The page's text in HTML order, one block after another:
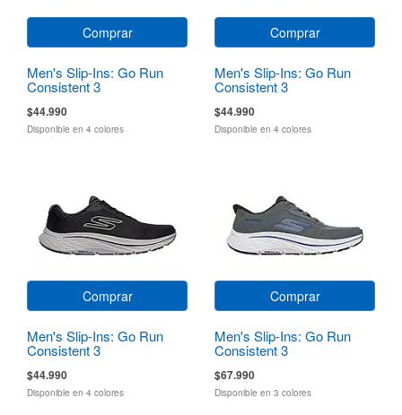
Comprar
Men's Slip-Ins: Go Run
Consistent 3
$44.990
Disponible en 4 colores
Comprar
Men's Slip-Ins: Go Run
Consistent 3
$44.990
Disponible en 4 colores
Comprar
Men's Slip-Ins: Go Run
Consistent 3
$44.990
Disponible en 4 colores
Comprar
Men's Slip-Ins: Go Run
Consistent 3
$67.990
Disponible en 3 colores